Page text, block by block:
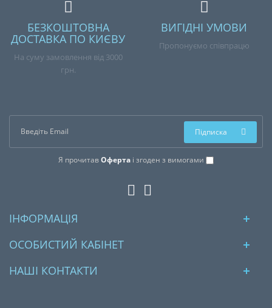
БЕЗКОШТОВНА
ДОСТАВКА ПО КИЄВУ
На суму замовлення від 3000
грн.
ВИГІДНІ УМОВИ
Пропонуємо співпрацю
Я прочитавОферта і згоден з вимогами
Підписка
ІНФОРМАЦІЯ
ОСОБИСТИЙ КАБІНЕТ
НАШІ КОНТАКТИ